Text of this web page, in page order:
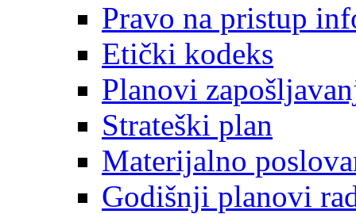
Pravo na pristup
Etički kodeks
Planovi
Strateški plan
Materijalno
Godišnji planovi